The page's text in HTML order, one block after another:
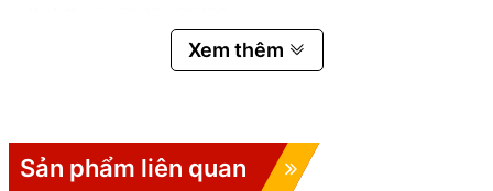
Hàn nhiệt
VITONXem thêm
Sản phẩm liên quan